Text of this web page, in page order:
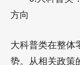
方向
大科普类在整体
势。从相关政策